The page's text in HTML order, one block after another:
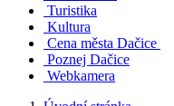
Turistika
Kultura
Cena města Dačice
Poznej Dačice
Webkamera